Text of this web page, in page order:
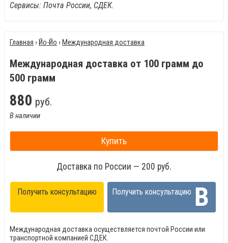
Сервисы: Почта России, СДЕК.
Главная › Йо-Йо › Международная доставка
Международная доставка от 100 грамм до
500 грамм
880 руб.
В наличии
Купить
Доставка по России — 200 руб.
Получить консультацию Получить консультацию
Международная доставка осуществляется почтой России или
транспортной компанией СДЕК.